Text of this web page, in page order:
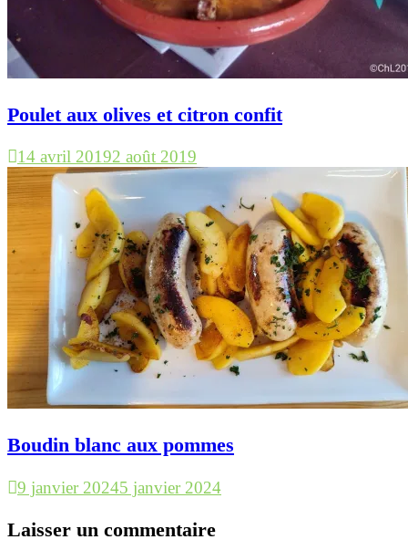
Poulet aux olives et citron confit
14 avril 20192 août 2019
Boudin blanc aux pommes
9 janvier 20245 janvier 2024
Laisser un commentaire